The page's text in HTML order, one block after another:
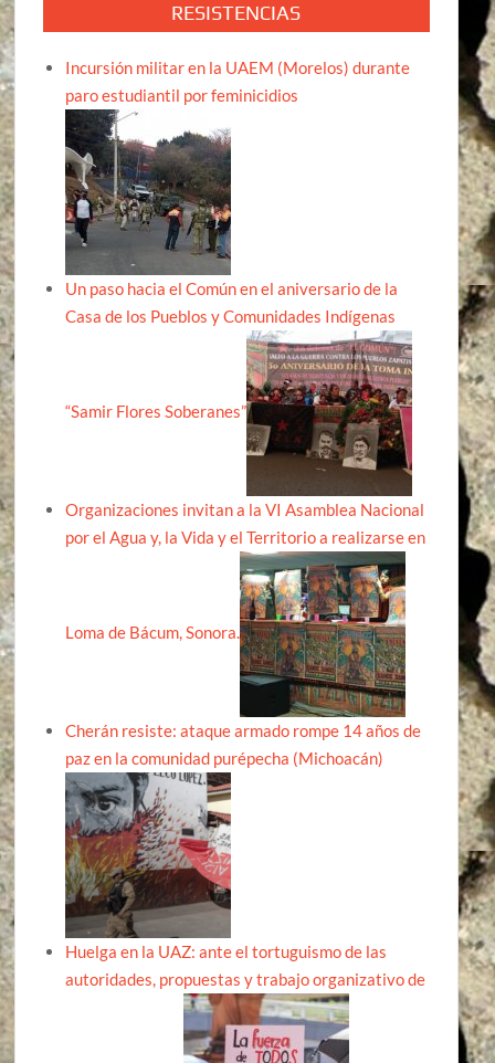
RESISTENCIAS
Incursión militar en la UAEM (Morelos) durante
paro estudiantil por feminicidios
Un paso hacia el Común en el aniversario de la
Casa de los Pueblos y Comunidades Indígenas
“Samir Flores Soberanes”
Organizaciones invitan a la VI Asamblea Nacional
por el Agua y, la Vida y el Territorio a realizarse en
Loma de Bácum, Sonora.
Cherán resiste: ataque armado rompe 14 años de
paz en la comunidad purépecha (Michoacán)
Huelga en la UAZ: ante el tortuguismo de las
autoridades, propuestas y trabajo organizativo de